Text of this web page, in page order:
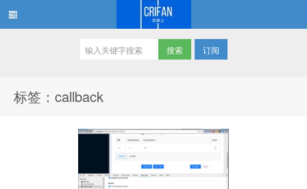
订阅
标签：callback